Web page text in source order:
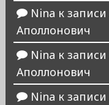
Nina к записи
Аполлонович
Nina к записи
Аполлонович
Nina к записи